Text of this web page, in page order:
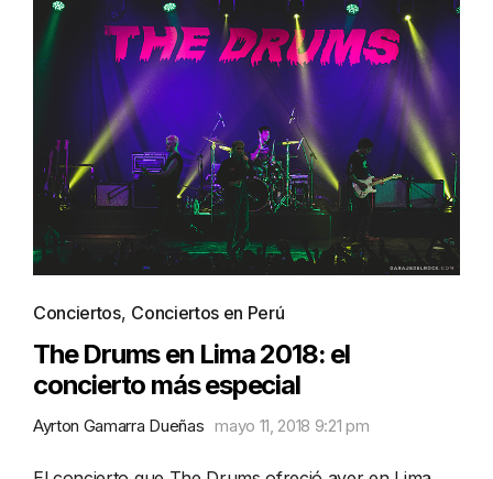
Conciertos, Conciertos en Perú
The Drums en Lima 2018: el
concierto más especial
Ayrton Gamarra Dueñas mayo 11, 2018 9:21 pm